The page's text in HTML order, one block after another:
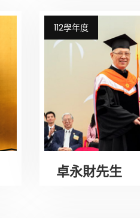
112學年度
卓永財先生